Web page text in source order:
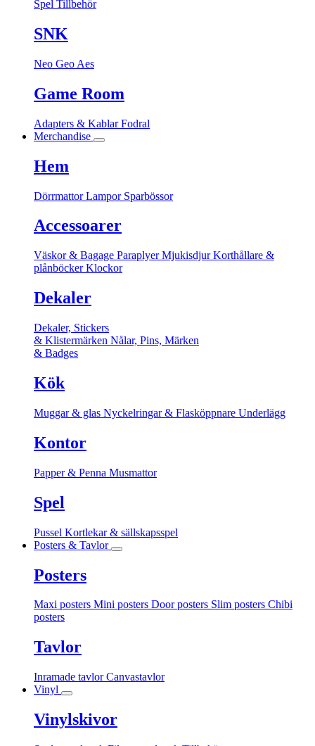
Spel Tillbehör
SNK
Neo Geo Aes
Game Room
Adapters & KablarFodral
Merchandise
Hem
DörrmattorLampor Sparbössor
Accessoarer
Väskor & Bagage ParaplyerMjukisdjurKorthållare &
plånböckerKlockor
Dekaler
Dekaler, Stickers
& Klistermärken Nålar, Pins, Märken
& Badges
Kök
Muggar & glas Nyckelringar & Flasköppnare Underlägg
Kontor
Papper & Penna Musmattor
Spel
Pussel Kortlekar & sällskapsspel
Posters & Tavlor
Posters
Maxi posters Mini posters Door posters Slim posters Chibi
posters
Tavlor
Inramade tavlorCanvastavlor
Vinyl
Vinylskivor